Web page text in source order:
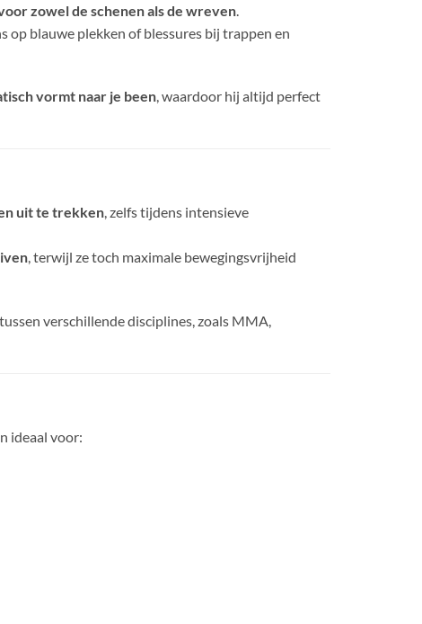
zowel de schenen als de wreven
op blauwe plekken of blessures bij trappen en
vormt naar je been, waardoor hij altijd perfect
uit te trekken, zelfs tijdens intensieve
, terwijl ze toch maximale bewegingsvrijheid
verschillende disciplines, zoals MMA,
ideaal voor: